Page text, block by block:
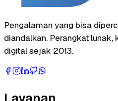
Pengalaman yang bisa
diandalkan. Perangkat lunak,
digital sejak 2013.